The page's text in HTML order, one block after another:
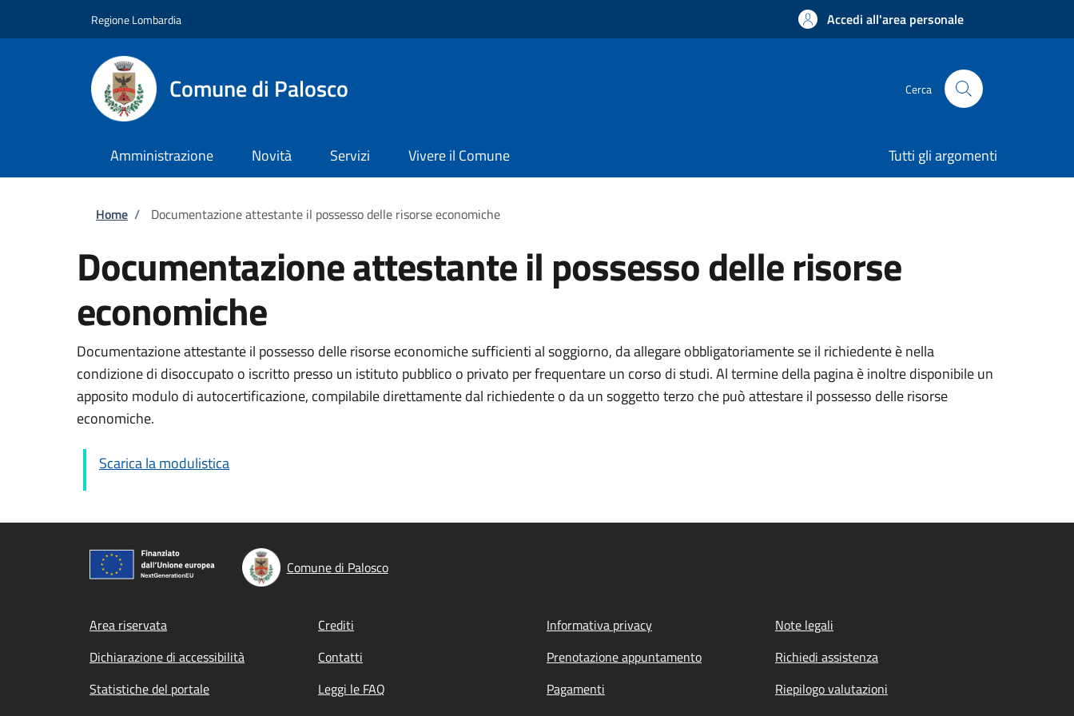
Regione Lombardia Accedi all'area personale
Comune di Palosco Cerca
Amministrazione Novità Servizi Vivere il Comune Tutti gli argomenti
Briciole di pane
Home / Documentazione attestante il possesso delle risorse economiche
Documentazione attestante il possesso delle risorse
economiche
Documentazione attestante il possesso delle risorse economiche sufficienti al soggiorno, da allegare obbligatoriamente se il richiedente è nella
condizione di disoccupato o iscritto presso un istituto pubblico o privato per frequentare un corso di studi. Al termine della pagina è inoltre disponibile un
apposito modulo di autocertificazione, compilabile direttamente dal richiedente o da un soggetto terzo che può attestare il possesso delle risorse
economiche.
Scarica la modulistica
Comune di Palosco
Footer menu
Area riservata Crediti Informativa privacy
Note legali
Dichiarazione di accessibilità
Contatti Prenotazione appuntamento
Richiedi assistenza
Statistiche del portale
Leggi le FAQ Pagamenti
Riepilogo valutazioni